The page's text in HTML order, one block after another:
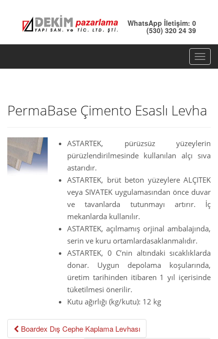
WhatsApp İletişim: 0
(530) 320 24 39
T
o
a
v
g
a
o
PermaBase Çimento Esaslı Levha
ASTARTEK, pürüzsüz yüzeylerin
pürüzlendirilmesinde kullanılan alçı sıva
astarıdır.
ASTARTEK, brüt beton yüzeylere ALÇITEK
veya SIVATEK uygulamasından önce duvar
ve tavanlarda tutunmayı artırır. İç
mekanlarda kullanılır.
ASTARTEK, açılmamış orjinal ambalajında,
serin ve kuru ortamlardasaklanmalıdır.
ASTARTEK, 0 C’nin altındaki sıcaklıklarda
donar. Uygun depolama koşularında,
üretim tarihinden itibaren 1 yıl içerisinde
tüketilmesi önerilir.
Kutu ağırlığı (kg/kutu): 12 kg
Boardex Dış Cephe Kaplama Levhası